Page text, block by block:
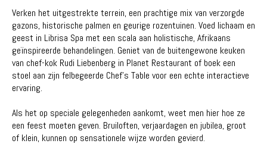
Verken het uitgestrekte terrein, een prachtige mix van verzorgde
gazons, historische palmen en geurige rozentuinen. Voed lichaam en
geest in Librisa Spa met een scala aan holistische, Afrikaans
geïnspireerde behandelingen. Geniet van de buitengewone keuken
van chef-kok Rudi Liebenberg in Planet Restaurant of boek een
stoel aan zijn felbegeerde Chef's Table voor een echte interactieve
ervaring.
Als het op speciale gelegenheden aankomt, weet men hier hoe ze
een feest moeten geven. Bruiloften, verjaardagen en jubilea, groot
of klein, kunnen op sensationele wijze worden gevierd.